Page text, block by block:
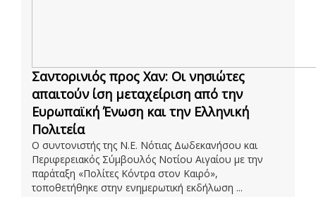
Σαντορινιός προς Χαν: Οι νησιώτες
απαιτούν ίση μεταχείριση από την
Ευρωπαϊκή Ένωση και την Ελληνική
Πολιτεία
Ο συντονιστής της Ν.Ε. Νότιας Δωδεκανήσου και
Περιφερειακός Σύμβουλός Νοτίου Αιγαίου με την
παράταξη «Πολίτες Κόντρα στον Καιρό»,
τοποθετήθηκε στην ενημερωτική εκδήλωση ...